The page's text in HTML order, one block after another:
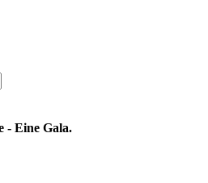
- Eine Gala.